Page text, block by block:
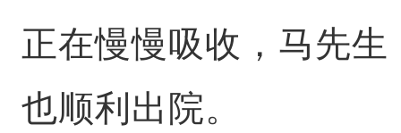
正在慢慢吸收，马先生
也顺利出院。